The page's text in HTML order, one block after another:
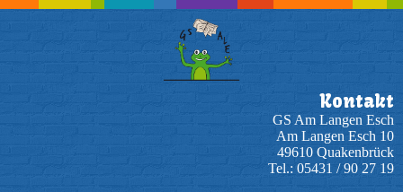
Kontakt
GS Am Langen Esch
Am Langen Esch 10
49610 Quakenbrück
Tel.: 05431 / 90 27 19